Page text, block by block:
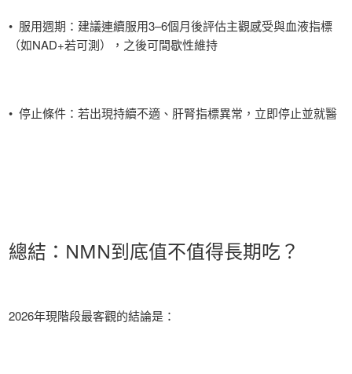
• 服用週期：建議連續服用3–6個月後評估主觀感受與血液指標
（如NAD+若可測），之後可間歇性維持
• 停止條件：若出現持續不適、肝腎指標異常，立即停止並就醫
總結：NMN到底值不值得長期吃？
2026年現階段最客觀的結論是：